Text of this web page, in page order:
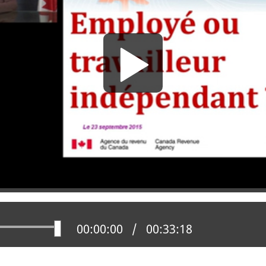
Position actuelle :
00:00:00 Temps total :
00:33:18